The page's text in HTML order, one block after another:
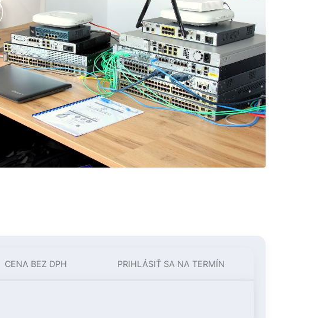
CENA BEZ DPH PRIHLÁSIŤ SA NA TERMÍN